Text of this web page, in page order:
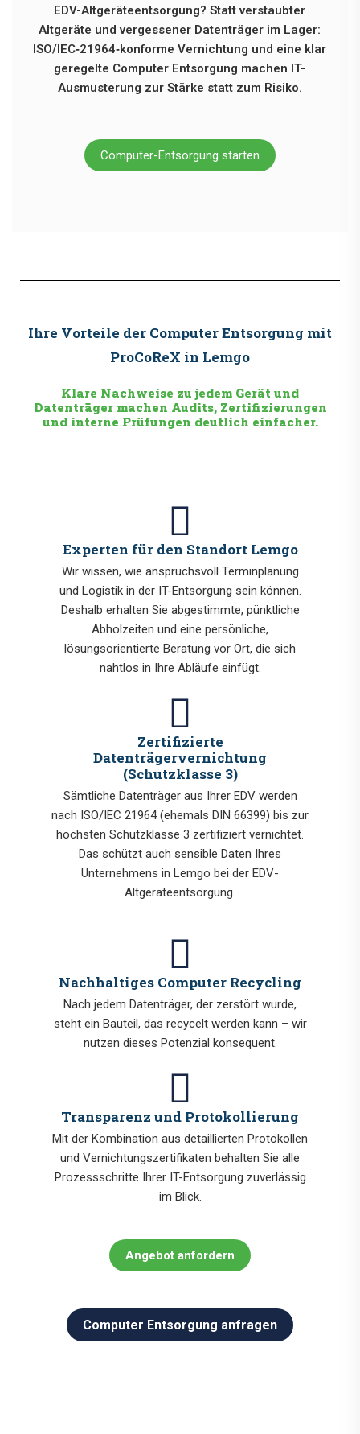
EDV-Altgeräteentsorgung? Statt verstaubter
Altgeräte und vergessener Datenträger im Lager:
ISO/IEC‑21964‑konforme Vernichtung und eine klar
geregelte Computer Entsorgung machen IT-
Ausmusterung zur Stärke statt zum Risiko.
Computer-Entsorgung starten
Ihre Vorteile der Computer Entsorgung mit
ProCoReX in Lemgo
Klare Nachweise zu jedem Gerät und
Datenträger machen Audits, Zertifizierungen
und interne Prüfungen deutlich einfacher.
Experten für den Standort Lemgo
Wir wissen, wie anspruchsvoll Terminplanung
und Logistik in der IT-Entsorgung sein können.
Deshalb erhalten Sie abgestimmte, pünktliche
Abholzeiten und eine persönliche,
lösungsorientierte Beratung vor Ort, die sich
nahtlos in Ihre Abläufe einfügt.
Zertifizierte
Datenträgervernichtung
(Schutzklasse 3)
Sämtliche Datenträger aus Ihrer EDV werden
nach ISO/IEC 21964 (ehemals DIN 66399) bis zur
höchsten Schutzklasse 3 zertifiziert vernichtet.
Das schützt auch sensible Daten Ihres
Unternehmens in Lemgo bei der EDV-
Altgeräteentsorgung.
Nachhaltiges Computer Recycling
Nach jedem Datenträger, der zerstört wurde,
steht ein Bauteil, das recycelt werden kann – wir
nutzen dieses Potenzial konsequent.
Transparenz und Protokollierung
Mit der Kombination aus detaillierten Protokollen
und Vernichtungszertifikaten behalten Sie alle
Prozessschritte Ihrer IT-Entsorgung zuverlässig
im Blick.
Angebot anfordern
Computer Entsorgung anfragen